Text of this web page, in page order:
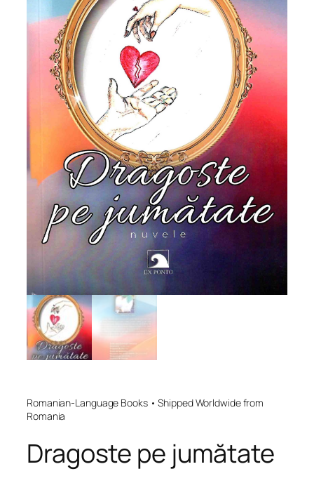
Romanian-Language Books • Shipped Worldwide from
Romania
Dragoste pe jumătate